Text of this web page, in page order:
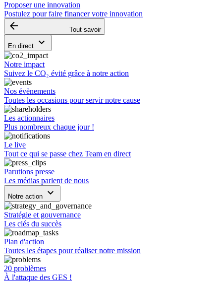
Proposer une innovation
Postulez pour faire financer votre innovation
arrow_backward Tout savoir
En direct keyboard_arrow_down
Notre impact
Suivez le CO₂ évité grâce à notre action
Nos évènements
Toutes les occasions pour servir notre cause
Les actionnaires
Plus nombreux chaque jour !
Le live
Tout ce qui se passe chez Team en direct
Parutions presse
Les médias parlent de nous
Notre action keyboard_arrow_down
Stratégie et gouvernance
Les clés du succès
Plan d'action
Toutes les étapes pour réaliser notre mission
20 problèmes
À l'attaque des GES !